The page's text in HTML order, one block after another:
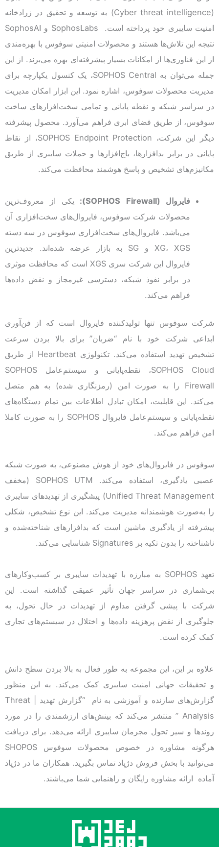
(Cyber threat intelligence) به توسعه و تحقیق در زرادخانه
امنیت سایبری خود پرداخته است. SophosLabs و SophosAI
نتیجه این تلاش‌ها هستند و محصولات امنیتی سوفوس با بهره‌مندی
از این فناوری‌ها از امکانات بسیار پیشرفته‌ای بهره می‌برند. از این
جمله می‌توان به SOPHOS Central، یک کنسول یکپارچه برای
مدیریت محصولات سوفوس، اشاره نمود. این ابزار امکان مدیریت
در سراسر شبکه و نقطه پایانی و تمامی سخت‌افزارهای ساخت
سوفوس، از طریق فضای ابری فراهم می‌آورد. محصول پیشرفته
دیگر این شرکت، SOPHOS Endpoint Protection، از نقاط
پایانی در برابر بدافزارها، باج‌افزارها و حملات سایبری از طریق
مکانیزم‌های تشخیص و پاسخ هوشمند محافظت می‌کند.
فایروال (SOPHOS Firewall
): یکی از معروف‌ترین
محصولات شرکت سوفوس، فایروال‌های سخت‌افزاری آن
می‌باشد. فایروال‌های سخت‌افزاری سوفوس در سه دسته
XG، XGS و SG به بازار عرضه شده‌اند. جدیدترین
فایروال این شرکت سری XGS است که محافظت موثری
در برابر نفوذ شبکه، دسترسی غیرمجاز و نقض داده‌ها
فراهم می‌کند.
شرکت سوفوس تنها تولیدکننده فایروال است که از فن‌آوری
ابداعی شرکت خود با نام “ضربان” برای بالا بردن سرعت
تشخیص تهدید استفاده می‌کند. تکنولوژی Heartbeat از طریق
SOPHOS Cloud، نقطه‌پایانی و سیستم‌عامل SOPHOS
Firewall را به صورت امن (رمزنگاری شده) به هم متصل
می‌کند. این قابلیت، امکان تبادل اطلاعات بین تمام دستگاه‌های
نقطه‌پایانی و سیستم‌عامل فایروال SOPHOS را ‌به صورت کاملا
امن فراهم می‌کند.
سوفوس در فایروال‌های خود از هوش مصنوعی، به صورت شبکه
عصبی یادگیری، استفاده می‌کند. SOPHOS UTM (مخفف
Unified Threat Management) پیشگیری از تهدیدهای سایبری
را به‌صورت هوشمندانه مدیریت می‌کند. این نوع تشخیص، شکلی
پیشرفته از یادگیری ماشین است که بدافزارهای شناخته‌شده و
ناشناخته را بدون تکیه بر Signatures شناسایی می‌کند.
تعهد SOPHOS به مبارزه با تهدیدات سایبری بر کسب‌وکار‌های
بی‌شماری در سراسر جهان تأثیر عمیقی گذاشته است. این
شرکت با پیشی گرفتن مداوم از تهدیدات در حال تحول، به
جلوگیری از نقض پرهزینه داده‌ها و اختلال در سیستم‌های تجاری
کمک کرده است.
علاوه بر این، این مجموعه به طور فعال به بالا بردن سطح دانش
و تحقیقات جهانی امنیت سایبری کمک می‌کند. به این منظور
گزارش‌های سازنده و آموزشی به نام “گزارش تهدید | Threat
Analysis ” منتشر می‌کند که بینش‌های ارزشمندی را در مورد
روندها و سیر تحول مجرمان سایبری ارائه می‌دهد. برای دریافت
هرگونه مشاوره در خصوص محصولات سوفوس SHOPOS
می‌توانید با بخش فروش دژپاد تماس بگیرید. همکاران ما در دژپاد
آماده ارائه مشاوره رایگان و راهنمایی شما می‌باشند.